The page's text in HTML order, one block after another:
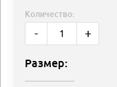
Количество:
- +
Размер: